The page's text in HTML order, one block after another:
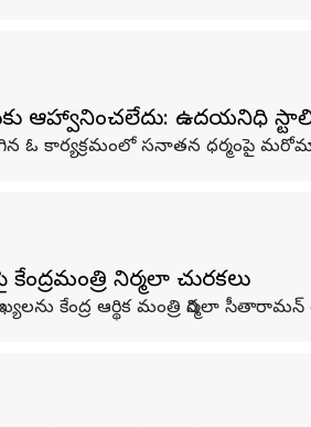
ఆహ్వానించలేదు: ఉదయనిధి
ఓ కార్యక్రమంలో సనాతన ధర్మంపై
నిర్మలా చురకలు
కేంద్ర ఆర్థిక మంత్రి నిర్మలా సీతారామన్